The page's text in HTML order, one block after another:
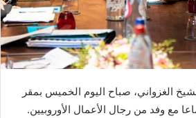
الغزواني، صباح اليوم الخميس بمقر
مع وفد من رجال الأعمال الأوروبيين.